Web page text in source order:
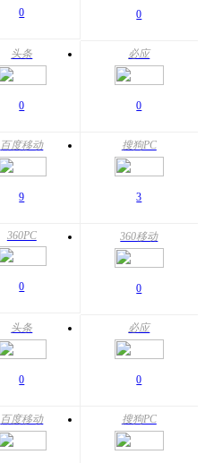
0 0
头条
0
必应
0
百度移动
9
搜狗PC
3
360PC
0
360移动
0
头条
0
必应
0
百度移动 搜狗PC